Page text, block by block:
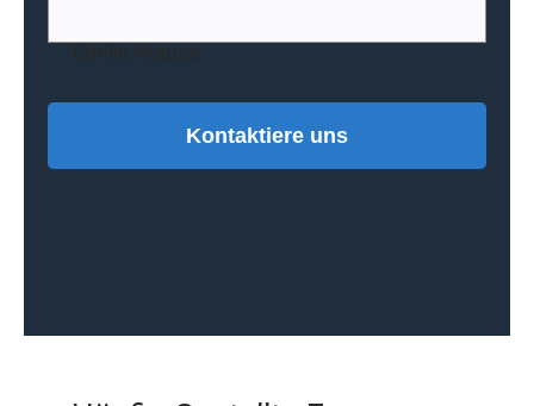
Emilie Krause
Kontaktiere uns